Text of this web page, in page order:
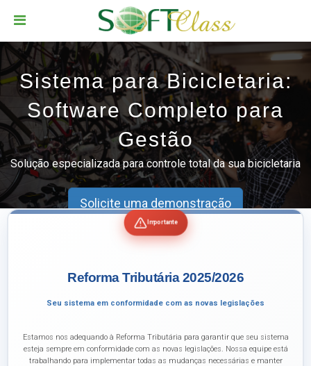
Sistema para Bicicletaria:
Software Completo para
Gestão
Solução especializada para controle total da sua bicicletaria
Solicite uma demonstração
Importante
Reforma Tributária 2025/2026
Seu sistema em conformidade com as novas legislações
Estamos nos adequando à Reforma Tributária para garantir que seu sistema
esteja sempre em conformidade com as novas legislações. Nossa equipe está
trabalhando para implementar todas as mudanças necessárias e manter